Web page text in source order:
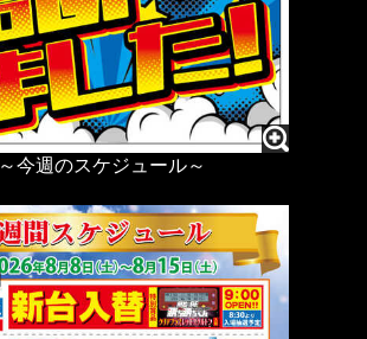
～今週のスケジュール～